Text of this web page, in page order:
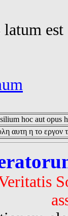
hoc aut opus
αυτη η το εργον